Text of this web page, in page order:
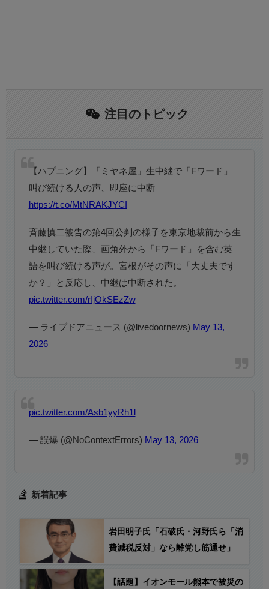
注目のトピック
【ハプニング】「ミヤネ屋」生中継で「Fワード」
叫び続ける人の声、即座に中断
https://t.co/MtNRAKJYCI
斉藤慎二被告の第4回公判の様子を東京地裁前から生
中継していた際、画角外から「Fワード」を含む英
語を叫び続ける声が。宮根がその声に「大丈夫です
か？」と反応し、中継は中断された。
pic.twitter.com/rIjOkSEzZw
— ライブドアニュース (@livedoornews) May 13,
2026
pic.twitter.com/Asb1yyRh1l
— 誤爆 (@NoContextErrors) May 13, 2026
新着記事
岩田明子氏「石破氏・河野氏ら「消
費減税反対」なら離党し筋通せ」
【話題】イオンモール熊本で被災の